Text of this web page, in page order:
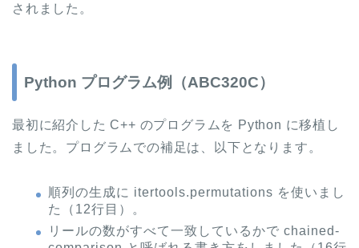
されました。
Python プログラム例（ABC320C）
最初に紹介した C++ のプログラムを Python に移植し
ました。プログラムでの補足は、以下となります。
順列の生成に itertools.permutations を使いまし
た（12行目）。
リールの数がすべて一致しているかで chained-